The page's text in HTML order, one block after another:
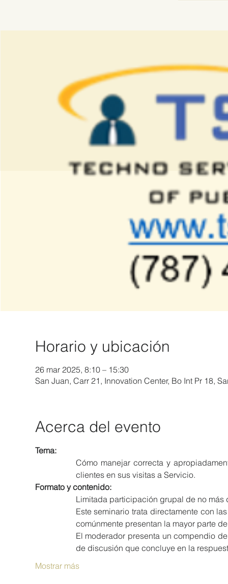
Horario y ubicación
26 mar 2025, 8:10 – 15:30
San Juan, Carr 21, Innovation Center, Bo Int Pr 18,
Acerca del evento
Tema:
Cómo manejar correcta y
clientes en sus visitas a Servicio.
Formato y contenido:
Limitada participación grupal de no más
Este seminario trata directamente con
comúnmente presentan la mayor parte
El moderador presenta un compendio
de discusión que concluye en la
Mostrar más